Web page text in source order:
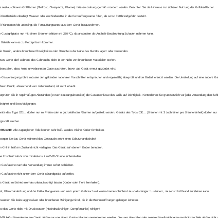
austauschbaren Grillflächen (Grillrost, Gussplatte, Pfanne) müssen ordnungsgemäß montiert werden. Beachten Sie die Hinweise zur sicheren Nutzung der Grilloberflächen.
Rostbetrieb unbedingt Wasser oder ein Bindemittel in die Fettauffangwanne füllen, da sonst Fettbrandgefahr besteht.
Pfannenbetrieb unbedingt die Fettauffangwanne aus dem Gerät herausnehmen.
Gussgrillplatte nur mit einem Brenner erhitzen (< 280 ºC), da ansonsten die Antihaft-Beschichtung Schaden nehmen kann.
Betrieb kann es zu Fettspritzern kommen.
Benzin, andere brennbare Flüssigkeiten oder Dämpfe in der Nähe des Geräts lagern oder verwenden.
Gerät darf während des Gebrauchs nicht in der Nähe von brennbaren Materialien stehen.
dass keine unverbrannten Gase austreten, bevor das Gerät erneut gezündet wird.
Gasversorgungsrohre müssen den geltenden nationalen Vorschriften entsprechen und regelmäßig überprüft und bei Bedarf ersetzt werden. Die Umstellung auf eine andere
Druck, abweichend vom Lieferzustand, ist nicht erlaubt.
Sie in regelmäßigen Abständen (je nach Nutzungsintensität) die Gasanschlüsse des Grills auf Dichtigkeit. Kontrollieren Sie grundsätzlich vor jeder Anwendung den
und Beschädigungen.
des Typs 020... dürfen nur im Freien oder in gut belüfteten Räumen aufgestellt werden. Geräte des Typs 030... (Brenner mit 3 Lochreihen pro Brennereinheit) dürfen nur
werden.
Alle zugänglichen Teile können sehr heiß werden. Kleine Kinder fernhalten.
Sie das Gerät während des Gebrauchs nicht ohne Schutzhandschuhe!
Grill in heißem Zustand nicht verlagern. Das Gerät auf ebenem Boden benutzen.
Frischluftzufuhr von mindestens 2 m³/kW-Stunde sicherstellen.
Gasflasche nach der Verwendung immer sofort schließen.
Gasflasche nicht unter dem Gerät (Standgerät) aufstellen.
Gerät im Betrieb niemals unbeaufsichtigt lassen (Kinder oder Tiere fernhalten).
Flammabdeckung und die Fettauffangwanne sind nach jedem Gebrauch mit einem handelsüblichen Haushaltsreiniger zu säubern, da sonst Fettbrand entstehen kann.
Sie keine aggressiven oder brennbaren Reinigungsmittel, die in die Brenneröffnungen gelangen könnten.
das Gerät nicht mit Druckwasser (Hochdruckreiniger, Dampfstrahler) reinigen!